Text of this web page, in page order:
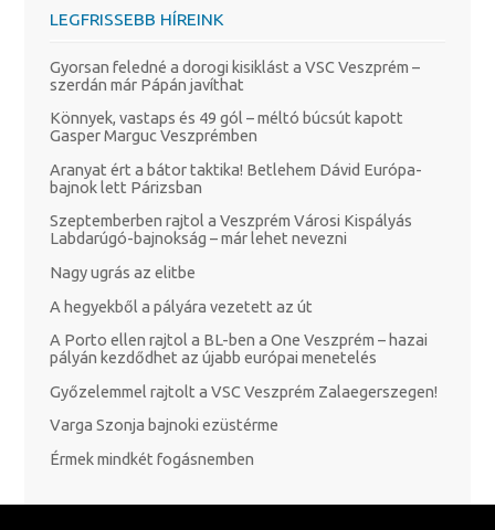
LEGFRISSEBB HÍREINK
Gyorsan feledné a dorogi kisiklást a VSC Veszprém –
szerdán már Pápán javíthat
Könnyek, vastaps és 49 gól – méltó búcsút kapott
Gasper Marguc Veszprémben
Aranyat ért a bátor taktika! Betlehem Dávid Európa-
bajnok lett Párizsban
Szeptemberben rajtol a Veszprém Városi Kispályás
Labdarúgó-bajnokság – már lehet nevezni
Nagy ugrás az elitbe
A hegyekből a pályára vezetett az út
A Porto ellen rajtol a BL-ben a One Veszprém – hazai
pályán kezdődhet az újabb európai menetelés
Győzelemmel rajtolt a VSC Veszprém Zalaegerszegen!
Varga Szonja bajnoki ezüstérme
Érmek mindkét fogásnemben